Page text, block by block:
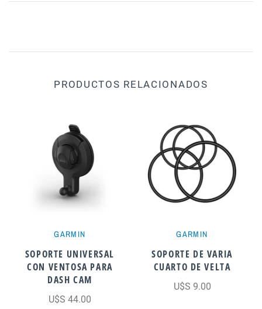
PRODUCTOS RELACIONADOS
GARMIN
SOPORTE UNIVERSAL
CON VENTOSA PARA
DASH CAM
U$S 44.00
GARMIN
SOPORTE DE VARIA
CUARTO DE VELTA
U$S 9.00